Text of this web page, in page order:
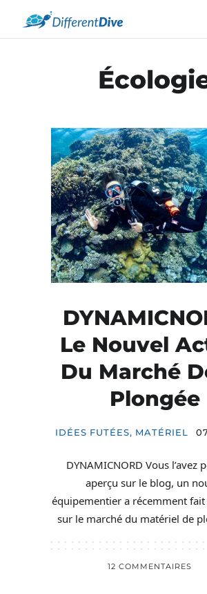
Le Nouvel
Du Marché
Plongée
IDÉES FUTÉES, MATÉRIEL
DYNAMICNORD Vous l’avez
aperçu sur le blog, un
équipementier a récemment
sur le marché du matériel de
12 COMMENTAIRES